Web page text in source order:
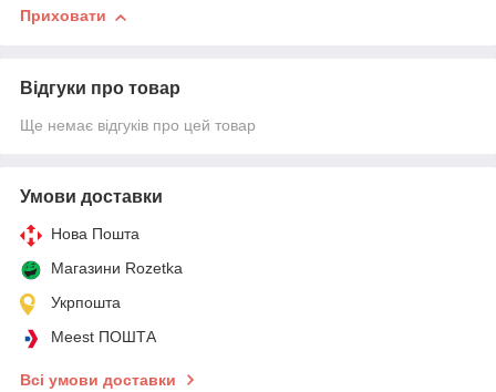
Приховати
Відгуки про товар
Ще немає відгуків про цей товар
Умови доставки
Нова Пошта
Магазини Rozetka
Укрпошта
Meest ПОШТА
Всі умови доставки